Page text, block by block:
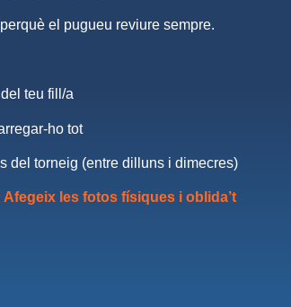
el pugueu reviure sempre.
teu fill/a
ho tot
del torneig (entre dilluns i dimecres)
Afegeix les fotos físiques i oblida’t